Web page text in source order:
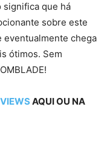
significa que há
sobre este
eventualmente chega
ótimos. Sem
AQUI OU NA